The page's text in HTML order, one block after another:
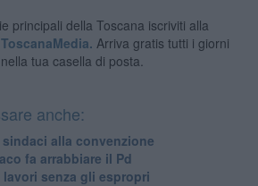
principali della Toscana iscriviti alla
Arriva gratis tutti i giorni
tua casella di posta.
anche:
alla convenzione
fa arrabbiare il Pd
senza gli espropri